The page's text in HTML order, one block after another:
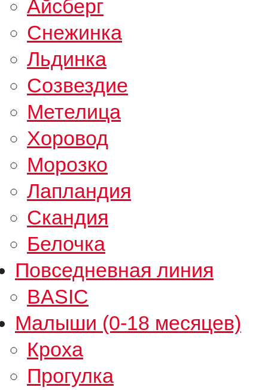
Айсберг
Снежинка
Льдинка
Созвездие
Метелица
Хоровод
Морозко
Лапландия
Скандия
Белочка
Повседневная линия
BASIC
Малыши (0-18 месяцев)
Кроха
Прогулка